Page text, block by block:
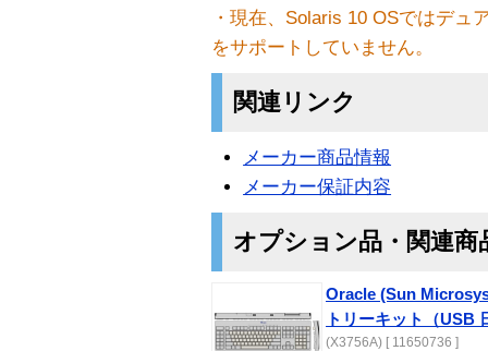
・現在、Solaris 10 OSではデュ
をサポートしていません。
関連リンク
メーカー商品情報
メーカー保証内容
オプション品・関連商
Oracle (Sun
トリーキット（USB
(X3756A) [ 11650736 ]